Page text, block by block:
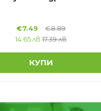
€7.49 €8.89
14.65 лв 17.39 лв
КУПИ